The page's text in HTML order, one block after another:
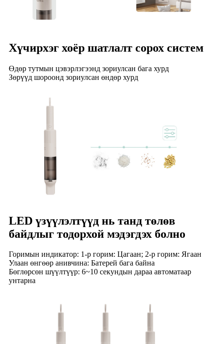
Хүчирхэг хоёр шатлалт сорох систем
Өдөр тутмын цэвэрлэгээнд зориулсан бага хурд
Зөрүүд шороонд зориулсан өндөр хурд
LED үзүүлэлтүүд нь танд төлөв
байдлыг тодорхой мэдэгдэх болно
Горимын индикатор: 1-р горим: Цагаан; 2-р горим: Ягаан
Улаан өнгөөр ​​анивчина: Батерей бага байна
Бөглөрсөн шүүлтүүр: 6~10 секундын дараа автоматаар
унтарна